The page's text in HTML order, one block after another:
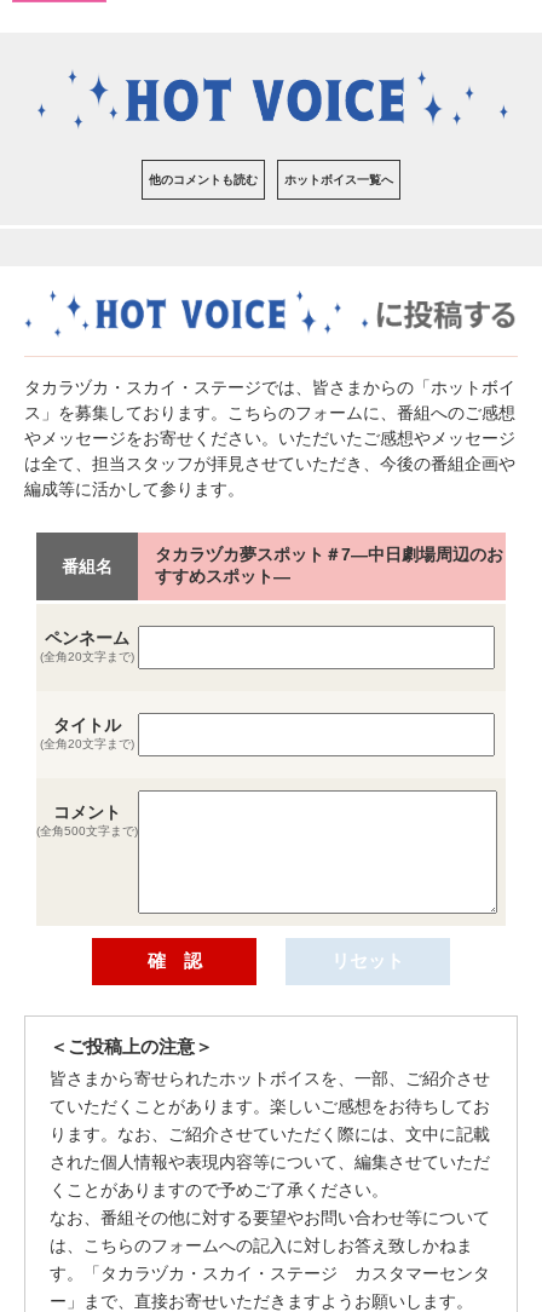
他のコメントも読む ホットボイス一覧へ
タカラヅカ・スカイ・ステージでは、皆さまからの「ホットボイ
ス」を募集しております。こちらのフォームに、番組へのご感想
やメッセージをお寄せください。いただいたご感想やメッセージ
は全て、担当スタッフが拝見させていただき、今後の番組企画や
編成等に活かして参ります。
番組名
タカラヅカ夢スポット＃7―中日劇場周辺のお
すすめスポット―
ペンネーム
(全角20文字まで)
タイトル
(全角20文字まで)
コメント
(全角500文字まで)
＜ご投稿上の注意＞
皆さまから寄せられたホットボイスを、一部、ご紹介させ
ていただくことがあります。楽しいご感想をお待ちしてお
ります。なお、ご紹介させていただく際には、文中に記載
された個人情報や表現内容等について、編集させていただ
くことがありますので予めご了承ください。
なお、番組その他に対する要望やお問い合わせ等について
は、こちらのフォームへの記入に対しお答え致しかねま
す。「タカラヅカ・スカイ・ステージ カスタマーセンタ
ー」まで、直接お寄せいただきますようお願いします。